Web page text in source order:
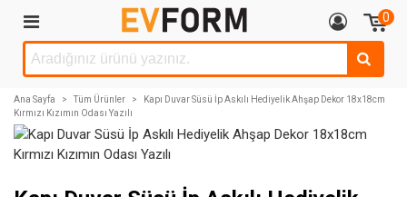
0
Ana Sayfa > Tüm Ürünler >
Kapı Duvar Süsü İp Askılı Hediyelik Ahşap Dekor 18x18cm
Kırmızı Kızımın Odası Yazılı